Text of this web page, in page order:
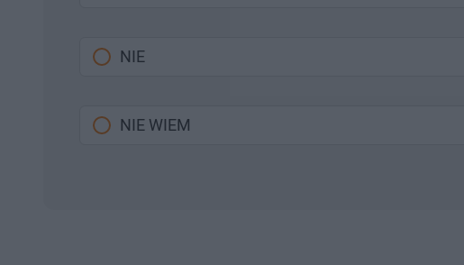
NIE
NIE WIEM